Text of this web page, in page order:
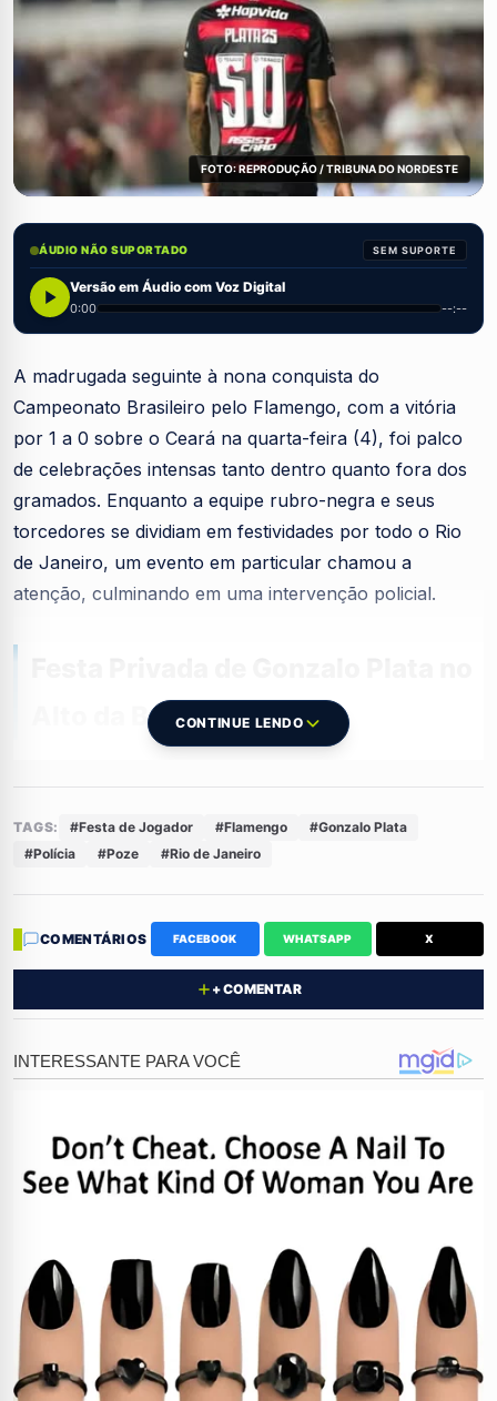
FOTO: REPRODUÇÃO / TRIBUNA DO NORDESTE
ÁUDIO NÃO SUPORTADO SEM SUPORTE
Versão em Áudio com Voz Digital
0:00 --:--
A madrugada seguinte à nona conquista do
Campeonato Brasileiro pelo Flamengo, com a vitória
por 1 a 0 sobre o Ceará na quarta-feira (4), foi palco
de celebrações intensas tanto dentro quanto fora dos
gramados. Enquanto a equipe rubro-negra e seus
torcedores se dividiam em festividades por todo o Rio
de Janeiro, um evento em particular chamou a
atenção, culminando em uma intervenção policial.
Alto da Boa Vista
estilo. Ele organizou uma festa movimentada em uma
casa localizada no Alto da Boa Vista, que se estendeu
por toda a madrugada e reuniu um grande número de
convidados. A confraternização, que prometia ser um
dos pontos altos da noite carioca pós-título, acabou
ganhando as manchetes por motivos além da simples
celebração.
Poze
Desde o início, a festa de Plata demonstrou ser um
carros e a formação de uma longa fila de mulheres
aguardando para entrar já indicavam o volume de
participantes. No entanto, o que deveria ser apenas um
detalhe logístico rapidamente se transformou em um
ponto de discórdia. De acordo com informações
CONTINUE LENDO
TAGS: #Festa de Jogador #Flamengo
#Gonzalo Plata
#Polícia
#Poze #Rio de Janeiro
COMENTÁRIOS FACEBOOK WHATSAPP X
+ COMENTAR